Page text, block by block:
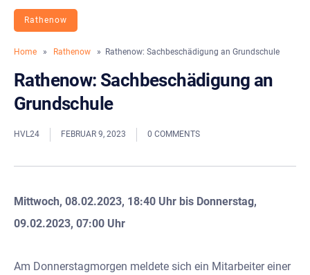
Rathenow
Home » Rathenow » Rathenow: Sachbeschädigung an Grundschule
Rathenow: Sachbeschädigung an
Grundschule
HVL24 FEBRUAR 9, 2023 0 COMMENTS
Mittwoch, 08.02.2023, 18:40 Uhr bis Donnerstag,
09.02.2023, 07:00 Uhr
Am Donnerstagmorgen meldete sich ein Mitarbeiter einer